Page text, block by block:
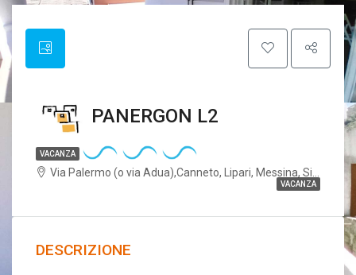
VACANZA
PANERGON L2
VACANZA
Via Palermo (o via Adua),Canneto, Lipari, Messina, Sicilia, 98055, Italia
DESCRIZIONE